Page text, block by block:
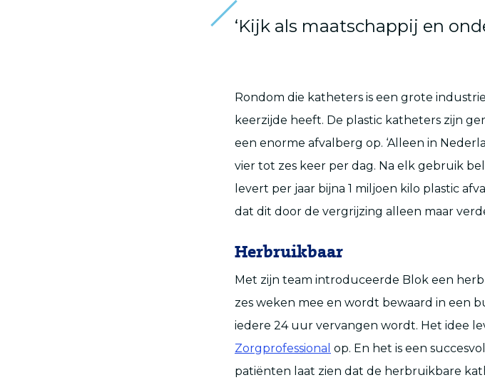
‘Kijk als maatschappij en
Rondom die katheters is een grote
keerzijde heeft. De plastic katheters zijn
een enorme afvalberg op. ‘Alleen in
vier tot zes keer per dag. Na elk gebruik
levert per jaar bijna 1 miljoen kilo plastic
dat dit door de vergrijzing alleen maar
Herbruikbaar
Met zijn team introduceerde Blok een
zes weken mee en wordt bewaard in een
iedere 24 uur vervangen wordt. Het idee
Zorgprofessional op. En het is een
patiënten laat zien dat de herbruikbare